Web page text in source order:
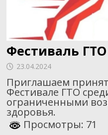
Фестиваль ГТО
23.04.2024
Приглашаем
Фестивале ГТО
ограниченными
здоровья.
Просмотры: 71